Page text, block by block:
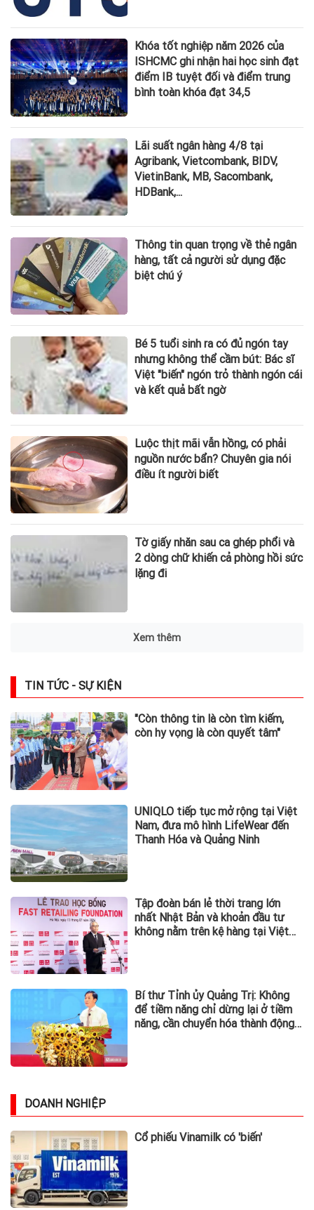
Khóa tốt nghiệp năm 2026 của
ISHCMC ghi nhận hai học sinh đạt
điểm IB tuyệt đối và điểm trung
bình toàn khóa đạt 34,5
Lãi suất ngân hàng 4/8 tại
Agribank, Vietcombank, BIDV,
VietinBank, MB, Sacombank,
HDBank,...
Thông tin quan trọng về thẻ ngân
hàng, tất cả người sử dụng đặc
biệt chú ý
Bé 5 tuổi sinh ra có đủ ngón tay
nhưng không thể cầm bút: Bác sĩ
Việt "biến" ngón trỏ thành ngón cái
và kết quả bất ngờ
Luộc thịt mãi vẫn hồng, có phải
nguồn nước bẩn? Chuyên gia nói
điều ít người biết
Tờ giấy nhăn sau ca ghép phổi và
2 dòng chữ khiến cả phòng hồi sức
lặng đi
Xem thêm
TIN TỨC - SỰ KIỆN
"Còn thông tin là còn tìm kiếm,
còn hy vọng là còn quyết tâm"
UNIQLO tiếp tục mở rộng tại Việt
Nam, đưa mô hình LifeWear đến
Thanh Hóa và Quảng Ninh
Tập đoàn bán lẻ thời trang lớn
nhất Nhật Bản và khoản đầu tư
không nằm trên kệ hàng tại Việt
Bí thư Tỉnh ủy Quảng Trị: Không
để tiềm năng chỉ dừng lại ở tiềm
năng, cần chuyển hóa thành động
DOANH NGHIỆP
Cổ phiếu Vinamilk có 'biến'